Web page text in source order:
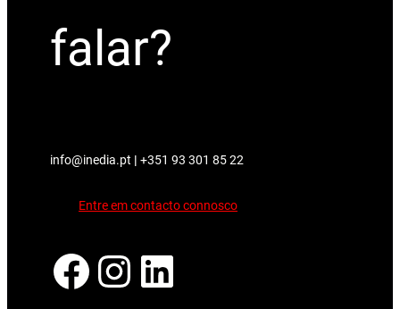
falar?
info@inedia.pt | +351 93 301 85 22
Entre em contacto connosco
Facebook Instagram LinkedIn